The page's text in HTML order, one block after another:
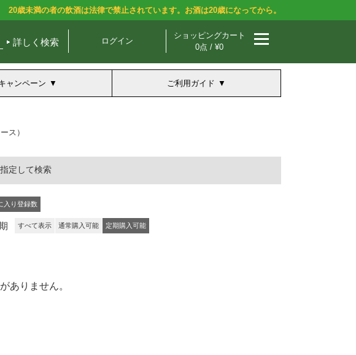
20歳未満の者の飲酒は法律で禁止されています。お酒は20歳になってから。
詳しく検索 ログイン
ショッピングカート
0点 / ¥0
ャンペーン ご利用ガイド
ス）
定して検索
入り登録数
すべて表示 通常購入可能 定期購入可能
ありません。